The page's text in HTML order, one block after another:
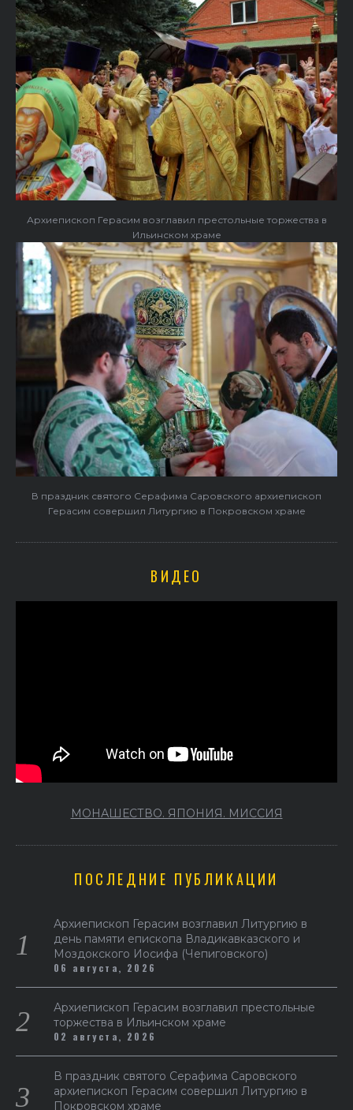
Архиепископ Герасим возглавил престольные торжества в
Ильинском храме
В праздник святого Серафима Саровского архиепископ
Герасим совершил Литургию в Покровском храме
ВИДЕО
МОНАШЕСТВО. ЯПОНИЯ. МИССИЯ
ПОСЛЕДНИЕ ПУБЛИКАЦИИ
Архиепископ Герасим возглавил Литургию в
день памяти епископа Владикавказского и
Моздокского Иосифа (Чепиговского)
06 августа, 2026
Архиепископ Герасим возглавил престольные
торжества в Ильинском храме
02 августа, 2026
В праздник святого Серафима Саровского
архиепископ Герасим совершил Литургию в
Покровском храме